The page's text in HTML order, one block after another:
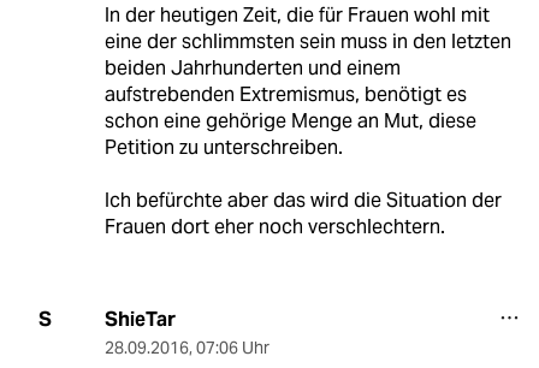
In der heutigen Zeit, die für Frauen wohl mit
eine der schlimmsten sein muss in den letzten
beiden Jahrhunderten und einem
aufstrebenden Extremismus, benötigt es
schon eine gehörige Menge an Mut, diese
Petition zu unterschreiben.
Ich befürchte aber das wird die Situation der
Frauen dort eher noch verschlechtern.
S ShieTar
28.09.2016, 07:06 Uhr